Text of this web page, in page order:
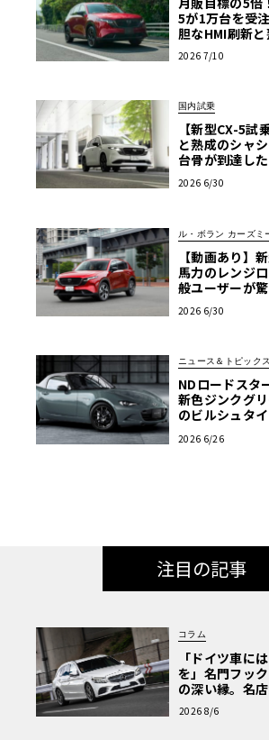
5が1万台を受
胆なHMI刷新
トワーク
2026 7/10
国内試乗
【新型CX-5試
と熟成のシャ
台骨が到達し
2026 6/30
ル・ボラン カーズ
【動画あり】
馬力のレンジ
般ユーザーが
ーズミート2026
2026 6/30
ニュース＆トピックス
NDロードスタ
新色ジンクグ
のビルシュタ
2026 6/26
注目の記事
コラム
「ドイツ車に
を」名門フッ
の深い縁。名
心と、Cクラス
な走り〈PR〉
2026 8/6